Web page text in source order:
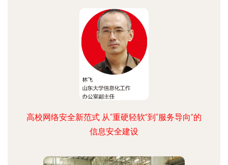
高校网络安全新范式 从“重硬轻软”到“服务导向”的
信息安全建设